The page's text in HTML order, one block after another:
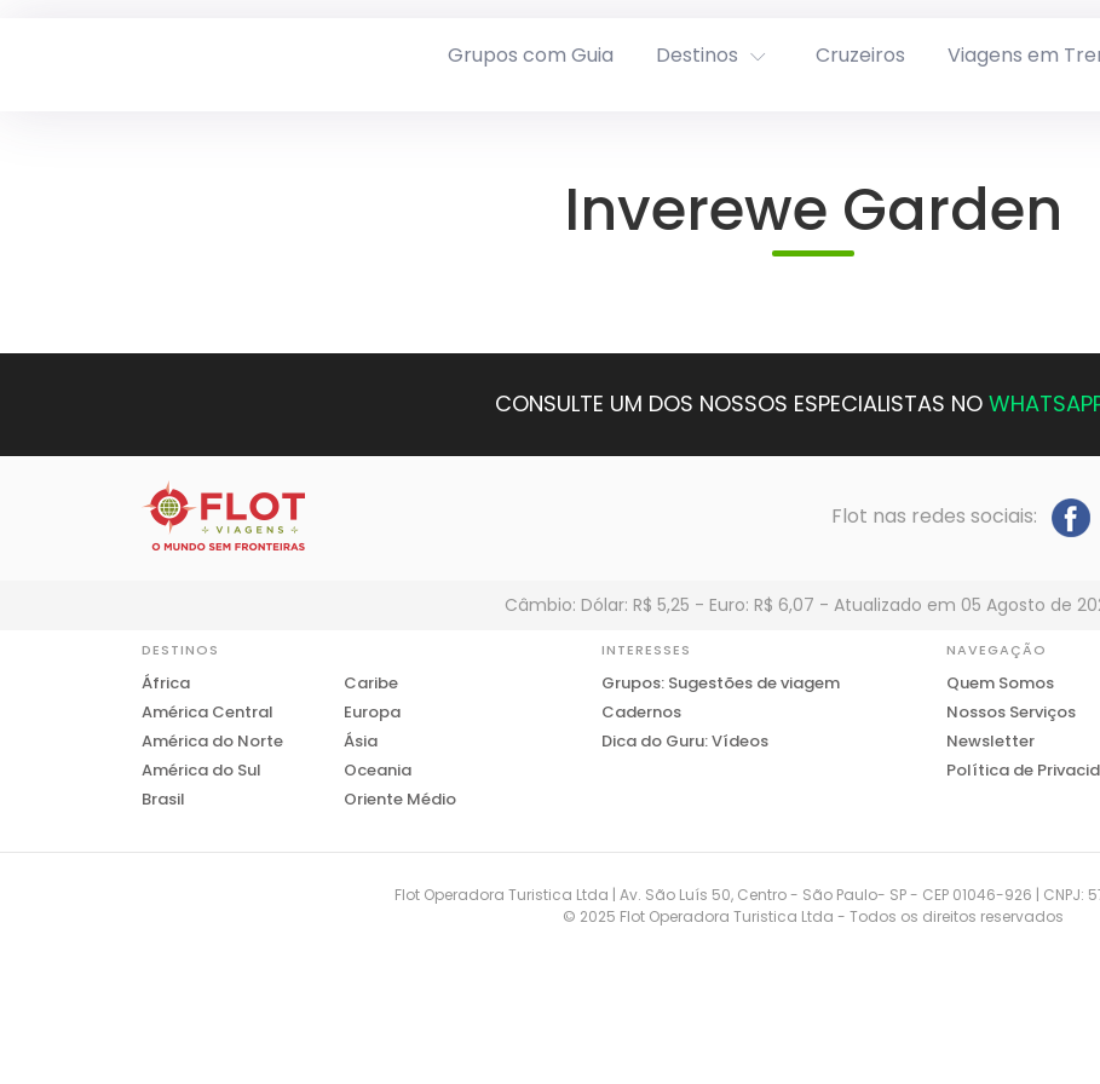
Grupos com Guia Destinos Cruzeiros Viagens em
Inverewe Garden
CONSULTE UM DOS NOSSOS ESPECIALISTAS NO
Flot nas redes sociais:
Câmbio: Dólar: R$ 5,25 - Euro: R$ 6,07 - Atualizado em 05 Agosto de
DESTINOS
África
América Central
América do Norte
América do Sul
Brasil
Caribe
Europa
Ásia
Oceania
Oriente Médio
INTERESSES
Grupos: Sugestões de viagem
Cadernos
Dica do Guru: Vídeos
NAVEGAÇÃO
Quem Somos
Nossos Serviços
Newsletter
Política de
Flot Operadora Turistica Ltda | Av. São Luís 50, Centro - São Paulo- SP - CEP 01046-926 | CNPJ:
© 2025 Flot Operadora Turistica Ltda - Todos os direitos reservados